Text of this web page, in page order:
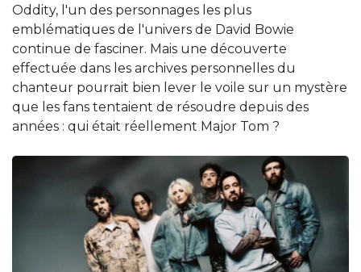
Oddity, l'un des personnages les plus
emblématiques de l'univers de David Bowie
continue de fasciner. Mais une découverte
effectuée dans les archives personnelles du
chanteur pourrait bien lever le voile sur un mystère
que les fans tentaient de résoudre depuis des
années : qui était réellement Major Tom ?